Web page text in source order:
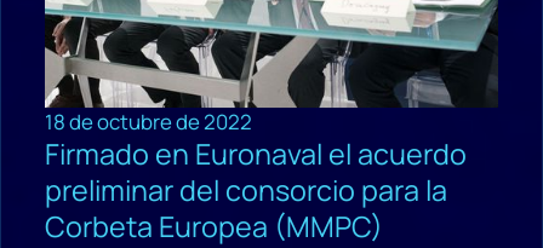
18 de octubre de 2022
Firmado en Euronaval el acuerdo
preliminar del consorcio para la
Corbeta Europea (MMPC)